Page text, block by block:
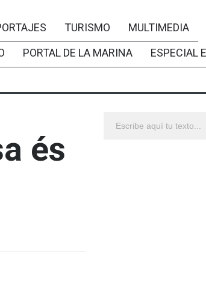
TURISMO
MULTIMEDIA
PORTAL DE LA MARINA
ESPECIAL
és